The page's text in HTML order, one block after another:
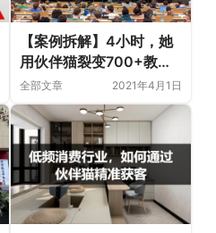
【案例拆解】4小时，她
用伙伴猫裂变700+教育
行业负责人（文末彩蛋）
全部文章 2021年4月1日